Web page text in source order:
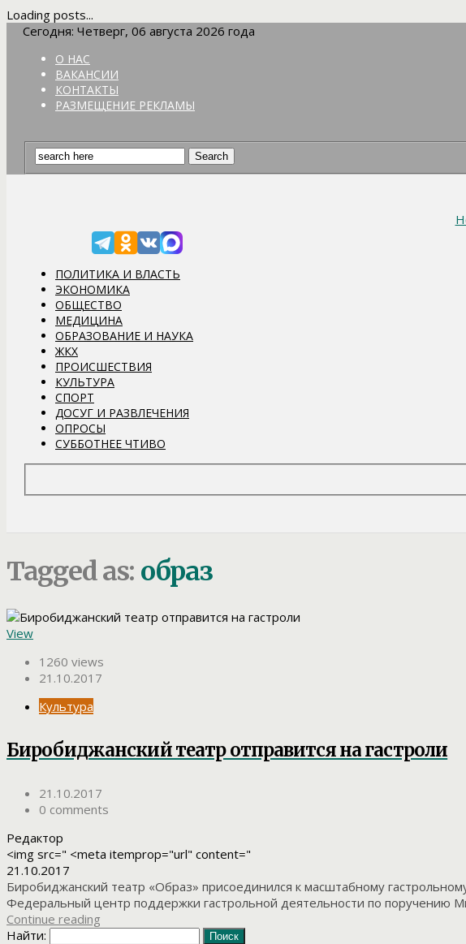
Loading posts...
Сегодня: Четверг, 06 августа 2026 года
О НАС
ВАКАНСИИ
КОНТАКТЫ
РАЗМЕЩЕНИЕ РЕКЛАМЫ
ПОЛИТИКА И ВЛАСТЬ
ЭКОНОМИКА
ОБЩЕСТВО
МЕДИЦИНА
ОБРАЗОВАНИЕ И НАУКА
ЖКХ
ПРОИСШЕСТВИЯ
КУЛЬТУРА
СПОРТ
ДОСУГ И РАЗВЛЕЧЕНИЯ
ОПРОСЫ
СУББОТНЕЕ ЧТИВО
Tagged as: образ
View
1260 views
21.10.2017
Культура
Биробиджанский театр отправится на гастроли
21.10.2017
0 comments
Редактор
<img src=" <meta itemprop="url" content="
21.10.2017
Биробиджанский театр «Образ» присоединился к масштабному
Федеральный центр поддержки гастрольной деятельности по поручению
Continue reading
Найти: